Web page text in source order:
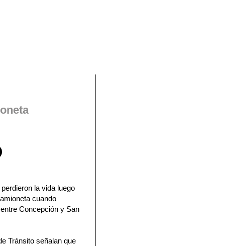
la vida luego
cuando
Concepción y San
Tránsito señalan que